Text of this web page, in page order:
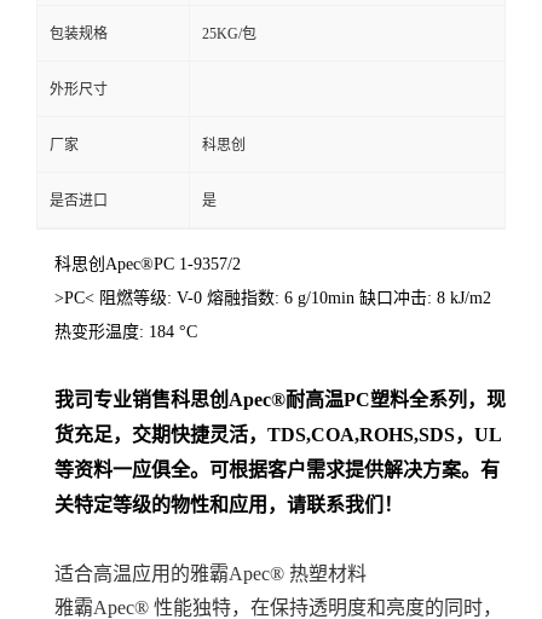
包装规格 25KG/包
外形尺寸
厂家 科思创
是否进口 是
科思创Apec®PC 1-9357/2
>PC< 阻燃等级: V-0 熔融指数: 6 g/10min 缺口冲击: 8 kJ/m2
热变形温度: 184 °C
我司专业销售科思创 Apec®耐高温PC塑料全系列 ，现
货充足，交期快捷灵活，TDS,COA,ROHS,SDS，UL
等资料一应俱全。可根据客户需求提供解决方案。 有
关特定等级的物性和应用，请联系我们！
适合高温应用的雅霸Apec® 热塑材料
雅霸Apec® 性能独特，在保持透明度和亮度的同时，